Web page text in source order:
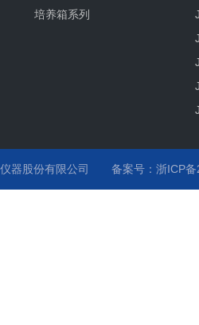
培养箱系列
仪器股份有限公司 备案号：浙ICP